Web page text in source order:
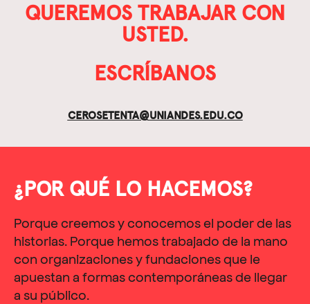
QUEREMOS TRABAJAR CON
USTED.
ESCRÍBANOS
CEROSETENTA@UNIANDES.EDU.CO
¿POR QUÉ LO HACEMOS?
Porquecreemos y conocemos el poder de las
historias. Porque hemos trabajado de la mano
con organizaciones y fundaciones que le
apuestan a formas contemporáneas de llegar
a su público.